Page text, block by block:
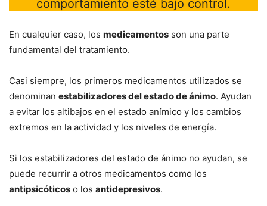
comportamiento esté bajo control.
En cualquier caso, los medicamentos son una parte
fundamental del tratamiento.
Casi siempre, los primeros medicamentos utilizados se
denominan estabilizadores del estado de ánimo. Ayudan
a evitar los altibajos en el estado anímico y los cambios
extremos en la actividad y los niveles de energía.
Si los estabilizadores del estado de ánimo no ayudan, se
puede recurrir a otros medicamentos como los
antipsicóticos o los antidepresivos.